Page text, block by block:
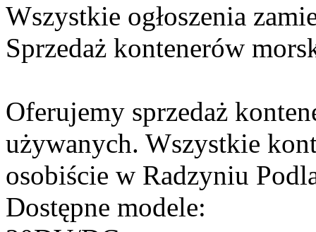
Wszystkie ogłoszenia
Sprzedaż kontenerów
Oferujemy sprzedaż
używanych. Wszystkie
osobiście w Radzyniu
Dostępne modele: